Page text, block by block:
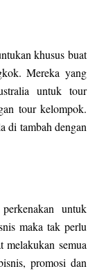
khusus buat
Mereka yang
untuk tour
tour kelompok.
di tambah dengan
untuk
maka tak perlu
melakukan semua
promosi dan